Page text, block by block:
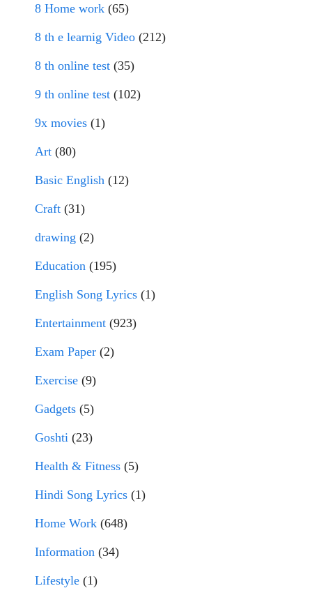
8 Home work (65)
8 th e learnig Video (212)
8 th online test (35)
9 th online test (102)
9x movies (1)
Art (80)
Basic English (12)
Craft (31)
drawing (2)
Education (195)
English Song Lyrics (1)
Entertainment (923)
Exam Paper (2)
Exercise (9)
Gadgets (5)
Goshti (23)
Health & Fitness (5)
Hindi Song Lyrics (1)
Home Work (648)
Information (34)
Lifestyle (1)